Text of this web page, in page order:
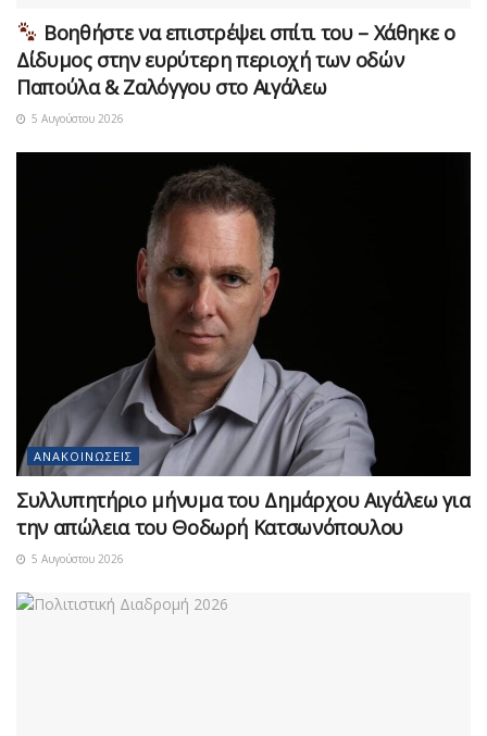
Βοηθήστε να επιστρέψει σπίτι του – Χάθηκε ο
Δίδυμος στην ευρύτερη περιοχή των οδών
Παπούλα & Ζαλόγγου στο Αιγάλεω
5 Αυγούστου 2026
ΑΝΑΚΟΙΝΏΣΕΙΣ
Συλλυπητήριο μήνυμα του Δημάρχου Αιγάλεω για
την απώλεια του Θοδωρή Κατσωνόπουλου
5 Αυγούστου 2026